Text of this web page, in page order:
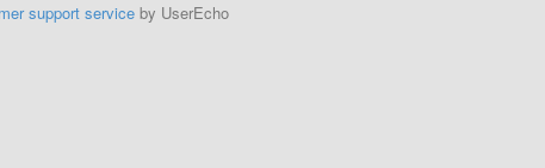
support serviceby UserEcho